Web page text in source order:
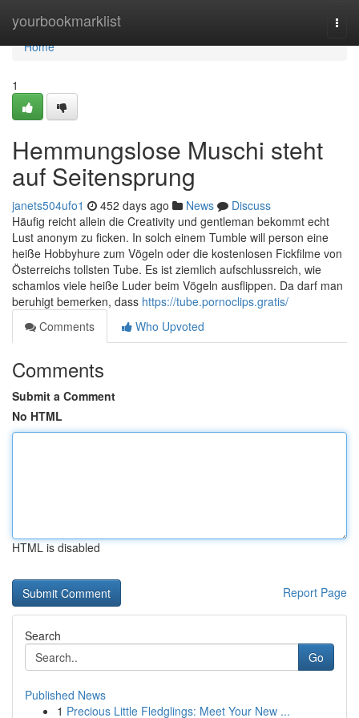
yourbookmarklist
Home
Home
1
Hemmungslose Muschi steht
auf Seitensprung
janets504ufo1 452 days ago News
Discuss
Häufig reicht allein die Creativity und gentleman bekommt echt
Lust anonym zu ficken. In solch einem Tumble will person eine
heiße Hobbyhure zum Vögeln oder die kostenlosen Fickfilme von
Österreichs tollsten Tube. Es ist ziemlich aufschlussreich, wie
schamlos viele heiße Luder beim Vögeln ausflippen. Da darf man
beruhigt bemerken, dass https://tube.pornoclips.gratis/
Comments
Who Upvoted
Comments
Submit a Comment
No HTML
HTML is disabled
Report Page
Search
Go
Published News
1 Precious Little Fledglings: Meet Your New ...